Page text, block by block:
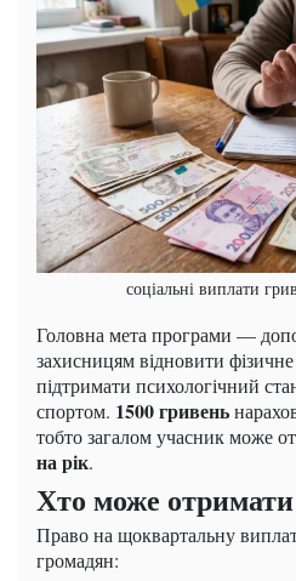
соціальні виплати
Головна мета програми —
захисницям відновити
підтримати психологічний
спортом. 1500 гривень
тобто загалом учасник може
на рік.
Хто може
Право на щоквартальну
громадян: